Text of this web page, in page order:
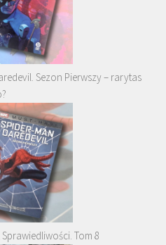
Sezon Pierwszy – rarytas
Tom 8